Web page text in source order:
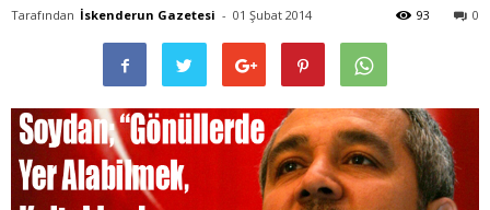
Tarafından İskenderun Gazetesi - 01 Şubat 2014 0
93